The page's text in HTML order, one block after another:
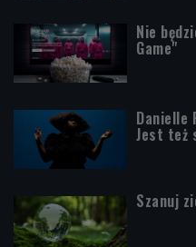
Nie
Game"
Danielle
Jest też
Szanuj